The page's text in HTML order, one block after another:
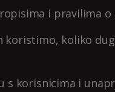
i pravilima
koliko
s korisnicima i